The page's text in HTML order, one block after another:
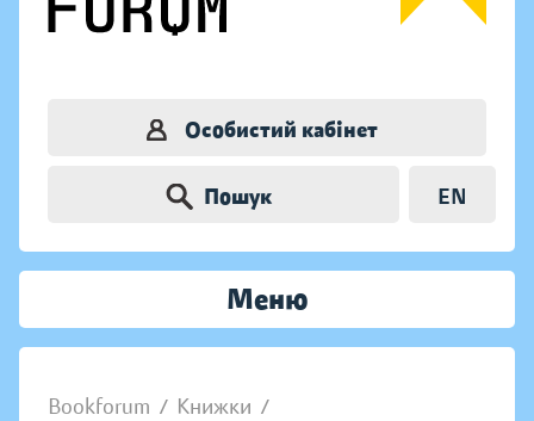
Особистий кабінет
Пошук EN
Меню
Bookforum / Книжки /